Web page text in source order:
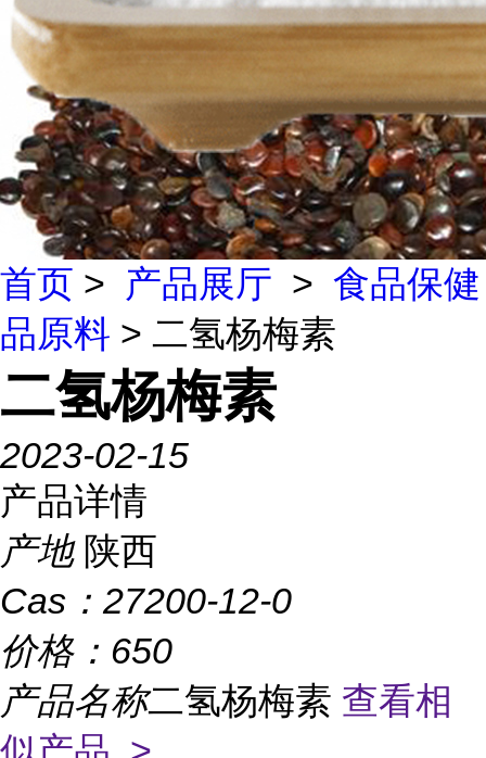
首页 > 产品展厅 > 食品保健
品原料 > 二氢杨梅素
二氢杨梅素
2023-02-15
产品详情
产地 陕西
Cas： 27200-12-0
价格： 650
产品名称二氢杨梅素 查看相